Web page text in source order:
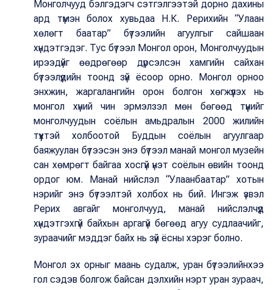
Монголчууд бэлгэдэгч сэтгэлгээтэй дорно дахины
ард түмэн болох хувьдаа Н.К. Рерихийн “Улаан
хөлөгт баатар” бүтээлийн агуулгыг сайшаан
хүндэтгэдэг. Тус бүтээл Монгол орон, Монголчуудын
ирээдүйг өөдрөгөөр дүрсэлсэн хамгийн сайхан
бүтээлүүдийн тоонд зүй ёсоор орно. Монгол орноо
энхжин, жаргалангийн орон болгон хөгжүүлэх нь
монгол хүний чин эрмэлзэл мөн бөгөөд түүнийг
монголчуудын соёлын амьдралын 2000 жилийн
түүхтэй холбоотой Буддын соёлын агуулгаар
баяжуулан бүтээсэн энэ бүтээл манай монгол музейн
сан хөмрөгт байгаа хосгүй үнэт соёлын өвийн тоонд
ордог юм. Манай нийслэл “Улаанбаатар” хотын
нэрийг энэ бүтээлтэй холбох нь бий. Ингэж үзвэл
Рерих авгайг монголчууд, манай нийслэлчүүд
хүндэтгэхгүй байхын аргагүй бөгөөд агуу судлаачийг,
зураачийг мэддэг байх нь зүй ёсны хэрэг болно.
Монгол эх орныг маань судалж, уран бүтээлийнхээ
гол сэдэв болгож байсан дэлхийн нэрт уран зураач,